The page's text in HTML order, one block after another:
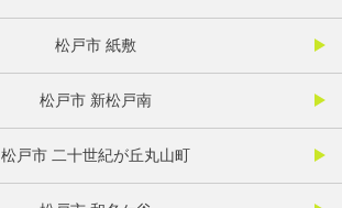
松戸市 紙敷
松戸市 新松戸南
松戸市 二十世紀が丘丸山町